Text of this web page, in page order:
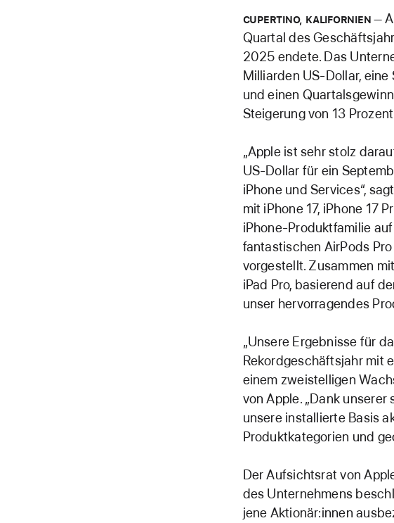
CUPERTINO, KALIFORNIEN
Quartal des
2025 endete. Das
Milliarden US-Dollar,
und einen
Steigerung von 13
„Apple ist sehr stolz
US-Dollar für ein
iPhone und Services“,
mit iPhone 17, iPhone 17
iPhone-Produktfamilie
fantastischen AirPods
vorgestellt. Zusammen
iPad Pro, basierend auf
unser hervorragendes
„Unsere Ergebnisse für
Rekordgeschäftsjahr mit
einem zweistelligen
von Apple. „Dank
unsere installierte Basis
Produktkategorien und
Der Aufsichtsrat von
des Unternehmens
jene Aktionär:innen